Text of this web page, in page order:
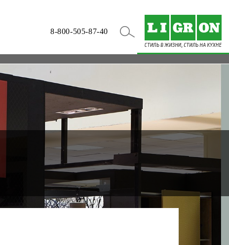
8-800-505-87-40